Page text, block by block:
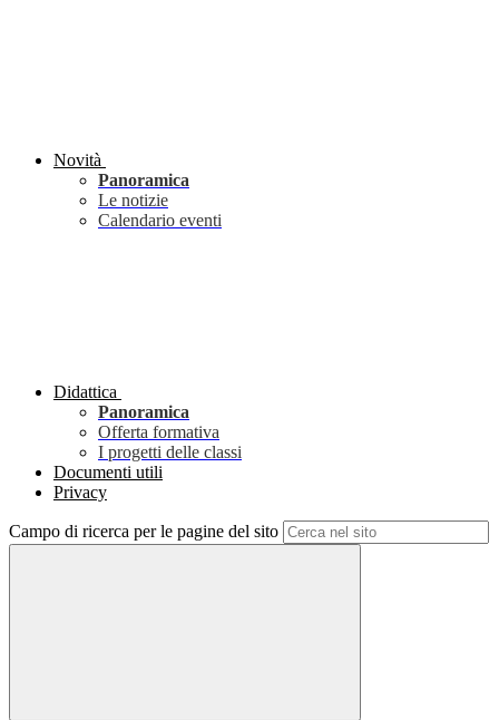
Novità
Panoramica
Le notizie
Calendario eventi
Didattica
Panoramica
Offerta formativa
I progetti delle classi
Documenti utili
Privacy
Campo di ricerca per le pagine del sito